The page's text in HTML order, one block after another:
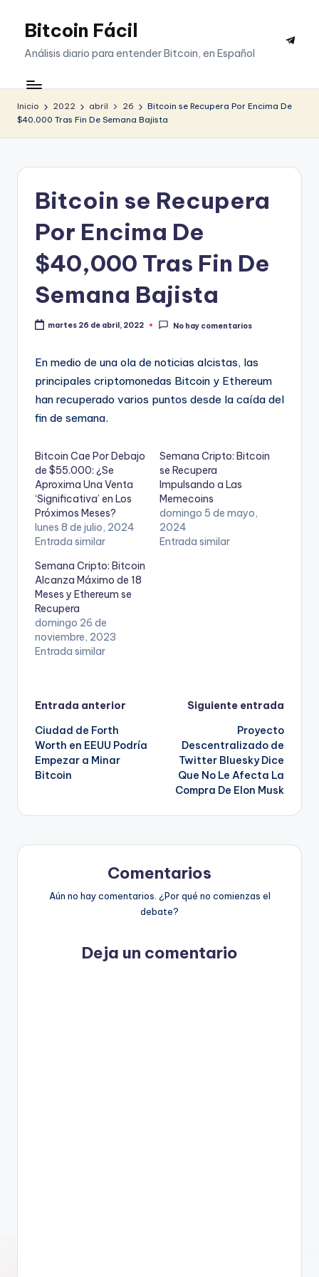
SaltarBitcoin Fácil
Análisis diario para entender Bitcoin, en Español
Inicio 2022 abril 26
Bitcoin se Recupera Por Encima De
$40,000 Tras Fin De Semana Bajista
Bitcoin se Recupera
Por Encima De
$40,000 Tras Fin De
Semana Bajista
martes 26 de abril, 2022 No hay comentarios
En medio de una ola de noticias alcistas, las
principales criptomonedas Bitcoin y Ethereum
han recuperado varios puntos desde la caída del
fin de semana.
Bitcoin Cae Por Debajo
de $55.000: ¿Se
Aproxima Una Venta
‘Significativa’ en Los
Próximos Meses?
lunes 8 de julio, 2024
Entrada similar
Semana Cripto: Bitcoin
se Recupera
Impulsando a Las
Memecoins
domingo 5 de mayo,
2024
Entrada similar
Semana Cripto: Bitcoin
Alcanza Máximo de 18
Meses y Ethereum se
Recupera
domingo 26 de
noviembre, 2023
Entrada similar
Navegación
de
entradas
Entrada anterior
Ciudad de Forth
Worth en EEUU Podría
Empezar a Minar
Bitcoin
Siguiente entrada
Proyecto
Descentralizado de
Twitter Bluesky Dice
Que No Le Afecta La
Compra De Elon Musk
Comentarios
Aún no hay comentarios. ¿Por qué no comienzas el
debate?
Deja un comentario